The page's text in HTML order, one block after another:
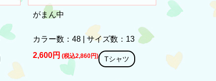
がまん中
カラー数：48 | サイズ数：13
Tシャツ
2,600円 (税込2,860円)